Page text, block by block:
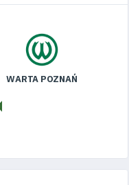
WARTA POZNAŃ